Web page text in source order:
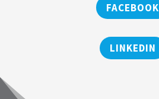
FACEBOOK
LINKEDIN